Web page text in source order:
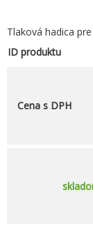
Tlaková hadica
ID produktu
Cena s DPH